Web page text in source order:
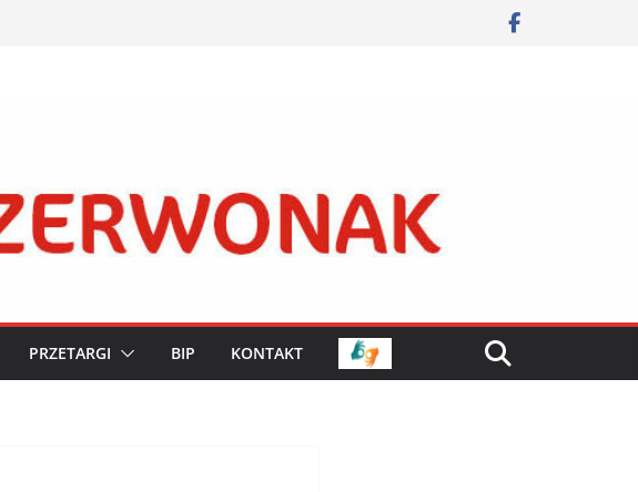
PRZETARGI BIP KONTAKT